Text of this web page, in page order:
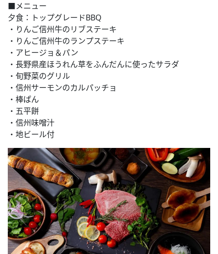
■メニュー
夕食：トップグレードBBQ​
・りんご信州牛のリブステーキ
・りんご信州牛のランプステーキ
・アヒージョ＆パン
・長野県産ほうれん草をふんだんに使ったサラダ
・旬野菜のグリル
・信州サーモンのカルパッチョ
・棒ぱん
・五平餅
・信州味噌汁
・地ビール付